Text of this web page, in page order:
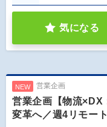
気になる
NEW 営業企画
営業企画【物流×DX
変革へ／週4リモート